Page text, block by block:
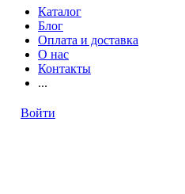
Каталог
Блог
Оплата и доставка
О нас
Контакты
...
Войти